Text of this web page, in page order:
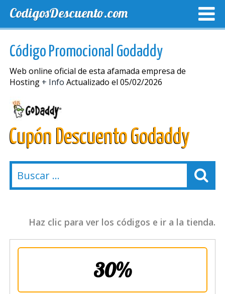
CodigosDescuento.com
Código Promocional Godaddy
Web online oficial de esta afamada empresa de
Hosting + Info Actualizado el 05/02/2026
Cupón Descuento Godaddy
Haz clic para ver los códigos e ir a la tienda.
30%